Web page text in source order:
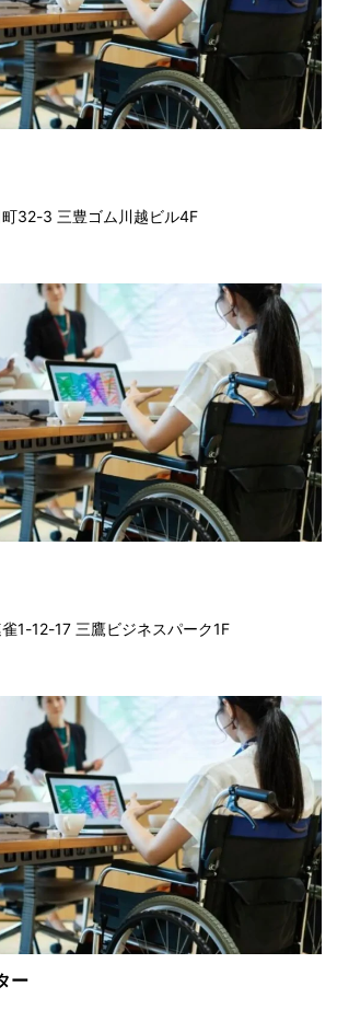
32-3 三豊ゴム川越ビル4F
1-12-17 三鷹ビジネスパーク1F
ー